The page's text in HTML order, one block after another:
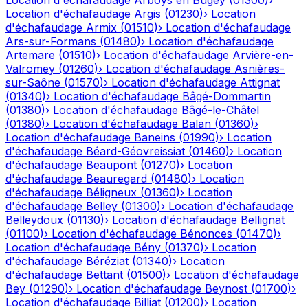
Location d'échafaudage Argis (01230)› Location
d'échafaudage Armix (01510)› Location d'échafaudage
Ars-sur-Formans (01480)› Location d'échafaudage
Artemare (01510)› Location d'échafaudage Arvière-en-
Valromey (01260)› Location d'échafaudage Asnières-
sur-Saône (01570)› Location d'échafaudage Attignat
(01340)› Location d'échafaudage Bâgé-Dommartin
(01380)› Location d'échafaudage Bâgé-le-Châtel
(01380)› Location d'échafaudage Balan (01360)›
Location d'échafaudage Baneins (01990)› Location
d'échafaudage Béard-Géovreissiat (01460)› Location
d'échafaudage Beaupont (01270)› Location
d'échafaudage Beauregard (01480)› Location
d'échafaudage Béligneux (01360)› Location
d'échafaudage Belley (01300)› Location d'échafaudage
Belleydoux (01130)› Location d'échafaudage Bellignat
(01100)› Location d'échafaudage Bénonces (01470)›
Location d'échafaudage Bény (01370)› Location
d'échafaudage Béréziat (01340)› Location
d'échafaudage Bettant (01500)› Location d'échafaudage
Bey (01290)› Location d'échafaudage Beynost (01700)›
Location d'échafaudage Billiat (01200)› Location